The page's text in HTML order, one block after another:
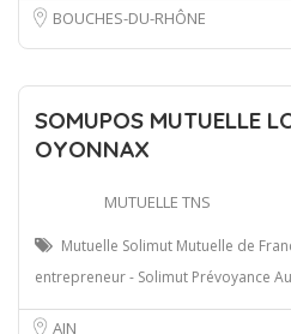
BOUCHES-DU-RHÔNE
SOMUPOS MUTUELLE
OYONNAX
MUTUELLE TNS
Mutuelle Solimut Mutuelle de
entrepreneur - Solimut Prévoyance
AIN